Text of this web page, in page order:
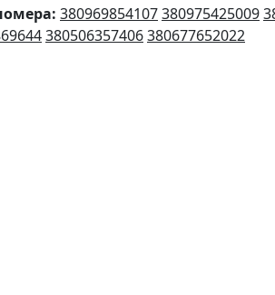
380969854107380975425009
380506357406380677652022